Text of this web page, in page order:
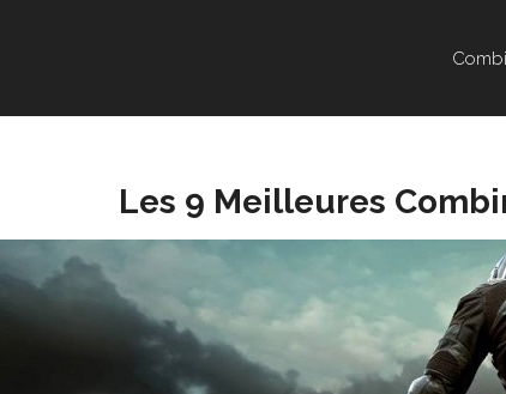
Les 9 Meilleures